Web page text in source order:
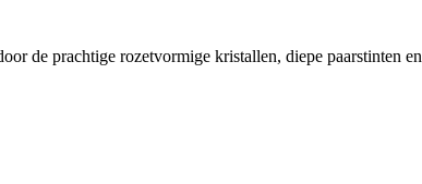
de prachtige rozetvormige kristallen, diepe paarstinten en